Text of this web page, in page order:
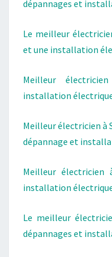
dépannages et
Le meilleur
et une installation
Meilleur
installation
Meilleur électricien à
dépannage et
Meilleur électricien
installation
Le meilleur
dépannages et